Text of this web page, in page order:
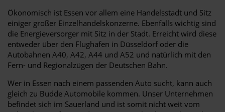
Ökonomisch ist Essen vor allem eine Handelsstadt und Sitz
einiger großer Einzelhandelskonzerne. Ebenfalls wichtig sind
die Energieversorger mit Sitz in der Stadt. Erreicht wird diese
entweder über den Flughafen in Düsseldorf oder die
Autobahnen A40, A42, A44 und A52 und natürlich mit den
Fern- und Regionalzügen der Deutschen Bahn.
Wer in Essen nach einem passenden Auto sucht, kann auch
gleich zu Budde Automobile kommen. Unser Unternehmen
befindet sich im Sauerland und ist somit nicht weit vom